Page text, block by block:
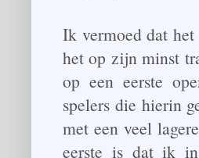
Ik vermoed dat
het op zijn minst
op een eerste
spelers die hierin
met een veel
eerste is dat ik